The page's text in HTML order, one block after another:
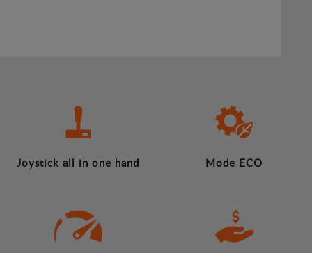
Joystick all in one hand Mode ECO